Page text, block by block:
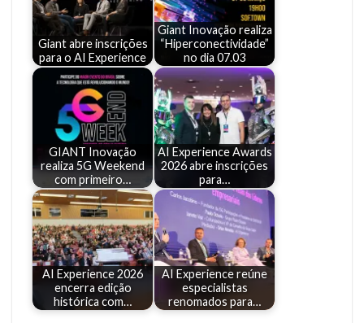
Giant abre inscrições
para o AI Experience
Giant Inovação realiza
“Hiperconectividade”
no dia 07.03
GIANT Inovação
realiza 5G Weekend
com primeiro…
AI Experience Awards
2026 abre inscrições
para…
AI Experience 2026
encerra edição
histórica com…
AI Experience reúne
especialistas
renomados para…